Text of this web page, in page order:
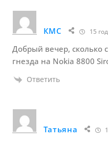
КМС 15
Добрый вечер, сколько
гнезда на Nokia 8800
Ответить
Татьяна